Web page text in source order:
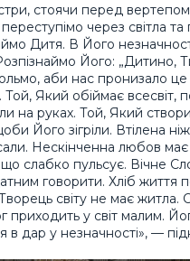
стоячи перед
через світла
Дитя. В Його
Його: „Дитино,
аби нас пронизало
Той, Який обіймає всесвіт,
на руках. Той, Який
Його зігріли. Втілена
Нескінченна любов
слабко пульсує. Вічне
говорити. Хліб життя
світу не має житла.
приходить у світ малим.
в дар у незначності», —